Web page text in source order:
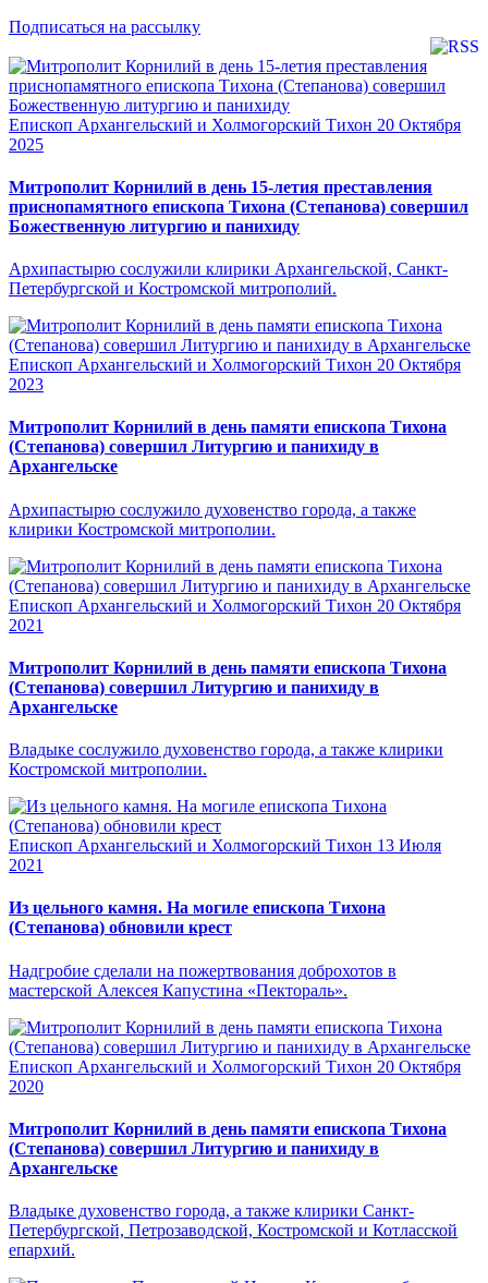
Подписаться на рассылку
Епископ Архангельский и Холмогорский Тихон 20 Октября
2025
Митрополит Корнилий в день 15-летия преставления
приснопамятного епископа Тихона (Степанова) совершил
Божественную литургию и панихиду
Архипастырю сослужили клирики Архангельской, Санкт-
Петербургской и Костромской митрополий.
Епископ Архангельский и Холмогорский Тихон 20 Октября
2023
Митрополит Корнилий в день памяти епископа Тихона
(Степанова) совершил Литургию и панихиду в
Архангельске
Архипастырю сослужило духовенство города, а также
клирики Костромской митрополии.
Епископ Архангельский и Холмогорский Тихон 20 Октября
2021
Митрополит Корнилий в день памяти епископа Тихона
(Степанова) совершил Литургию и панихиду в
Архангельске
Владыке сослужило духовенство города, а также клирики
Костромской митрополии.
Епископ Архангельский и Холмогорский Тихон 13 Июля
2021
Из цельного камня. На могиле епископа Тихона
(Степанова) обновили крест
Надгробие сделали на пожертвования доброхотов в
мастерской Алексея Капустина «Пектораль».
Епископ Архангельский и Холмогорский Тихон 20 Октября
2020
Митрополит Корнилий в день памяти епископа Тихона
(Степанова) совершил Литургию и панихиду в
Архангельске
Владыке духовенство города, а также клирики Санкт-
Петербургской, Петрозаводской, Костромской и Котласской
епархий.